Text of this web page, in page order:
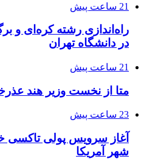
21 ساعت پیش
در دانشگاه تهران
21 ساعت پیش
متا از نخست وزیر هند
23 ساعت پیش
آغاز سرویس پولی تاکسی
شهر آمریکا